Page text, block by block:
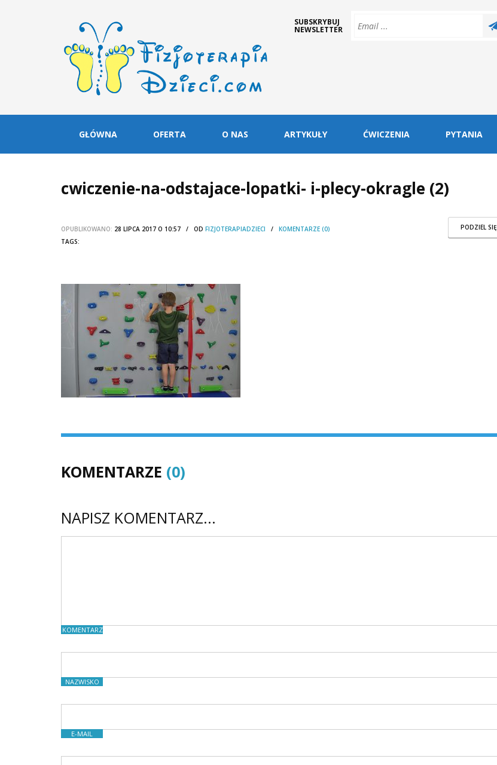
SUBSKRYBUJ
NEWSLETTER
GŁÓWNA OFERTA O NAS ARTYKUŁY ĆWICZENIA PYTANIA
cwiczenie-na-odstajace-lopatki- i-plecy-okragle (2)
PODZIEL SIĘ
OPUBLIKOWANO: 28 LIPCA 2017 O 10:57 / OD FIZJOTERAPIADZIECI / KOMENTARZE (0)
TAGS:
KOMENTARZE (0)
NAPISZ KOMENTARZ...
KOMENTARZE
NAZWISKO
E-MAIL